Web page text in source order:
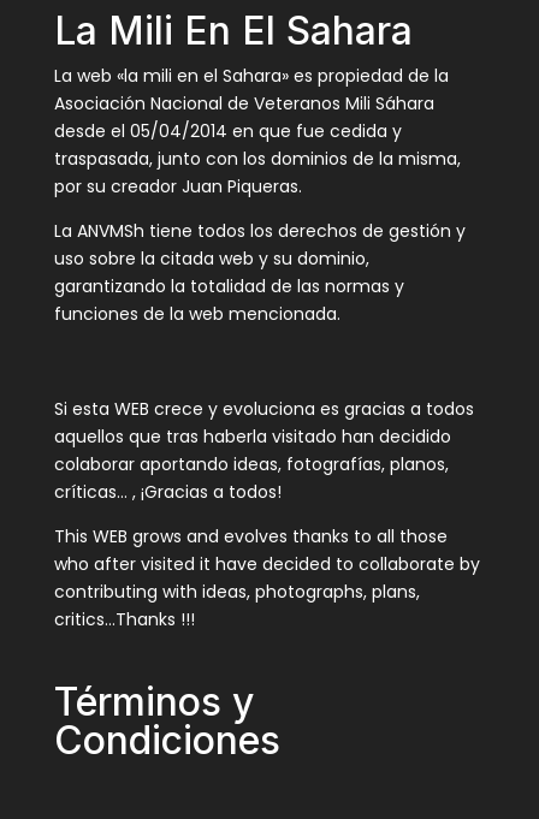
La Mili En El Sahara
La web «la mili en el Sahara» es propiedad de la
Asociación Nacional de Veteranos Mili Sáhara
desde el 05/04/2014 en que fue cedida y
traspasada, junto con los dominios de la misma,
por su creador Juan Piqueras.
La ANVMSh tiene todos los derechos de gestión y
uso sobre la citada web y su dominio,
garantizando la totalidad de las normas y
funciones de la web mencionada.
Si esta WEB crece y evoluciona es gracias a todos
aquellos que tras haberla visitado han decidido
colaborar aportando ideas, fotografías, planos,
críticas… , ¡Gracias a todos!
This WEB grows and evolves thanks to all those
who after visited it have decided to collaborate by
contributing with ideas, photographs, plans,
critics…Thanks !!!
Términos y
Condiciones